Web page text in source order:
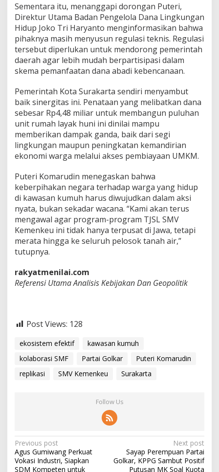
Sementara itu, menanggapi dorongan Puteri,
Direktur Utama Badan Pengelola Dana Lingkungan
Hidup Joko Tri Haryanto menginformasikan bahwa
pihaknya masih menyusun regulasi teknis. Regulasi
tersebut diperlukan untuk mendorong pemerintah
daerah agar lebih mudah berpartisipasi dalam
skema pemanfaatan dana abadi kebencanaan.
Pemerintah Kota Surakarta sendiri menyambut
baik sinergitas ini. Penataan yang melibatkan dana
sebesar Rp4,48 miliar untuk membangun puluhan
unit rumah layak huni ini dinilai mampu
memberikan dampak ganda, baik dari segi
lingkungan maupun peningkatan kemandirian
ekonomi warga melalui akses pembiayaan UMKM.
Puteri Komarudin menegaskan bahwa
keberpihakan negara terhadap warga yang hidup
di kawasan kumuh harus diwujudkan dalam aksi
nyata, bukan sekadar wacana. “Kami akan terus
mengawal agar program-program TJSL SMV
Kemenkeu ini tidak hanya terpusat di Jawa, tetapi
merata hingga ke seluruh pelosok tanah air,”
tutupnya.
rakyatmenilai.com
Referensi Utama Analisis Kebijakan Dan Geopolitik
Post Views: 128
ekosistem efektif
kawasan kumuh
kolaborasi SMF
Partai Golkar
Puteri Komarudin
replikasi
SMV Kemenkeu Surakarta
Follow Us
P
o
Previous post
Agus Gumiwang Perkuat
Vokasi Industri, Siapkan
SDM Kompeten untuk
Next post
Sayap Perempuan Partai
Golkar, KPPG Sambut Positif
Putusan MK Soal Kuota